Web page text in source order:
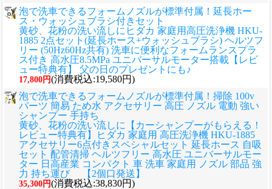
泡で洗車できるフォームノズルが標準付属！延長ホー
ス・ウォッシュブラシ付きセット
黄砂、花粉の洗い流しに ヒダカ 家庭用高圧洗浄機 HKU-
1885 2点セット(延長ホース+ウォッシュブラシ) ヘルツフ
リー (50Hz60Hz共有) 洗車に便利なフォームランスプラ
ス付き 高水圧8.5MPa ユニバーサルモーター搭載【レビ
ュー特典有】 父の日のプレゼントにも♪
17,800円(消費税込:19,580円)
泡で洗車できるフォームノズルが標準付属！掃除 100v
パーツ 簡易 ため水 アクセサリー 高圧 ノズル 電動 強い
シャンプー 手持ち
黄砂、花粉の洗い流しに
【カーシャンプーがもらえる！
レビュー特典有】ヒダカ 家庭用 高圧洗浄機 HKU-1885
アクセサリー6点付きスペシャルセット 延長ホース 自吸
セット 配管清掃 ヘルツフリー 高水圧 ユニバーサルモー
ター 日高産業 コンパクト 車 洗車 家庭用 ノズル 部品 強
力 持ち運び 【2個口発送】
35,300円(消費税込:38,830円)